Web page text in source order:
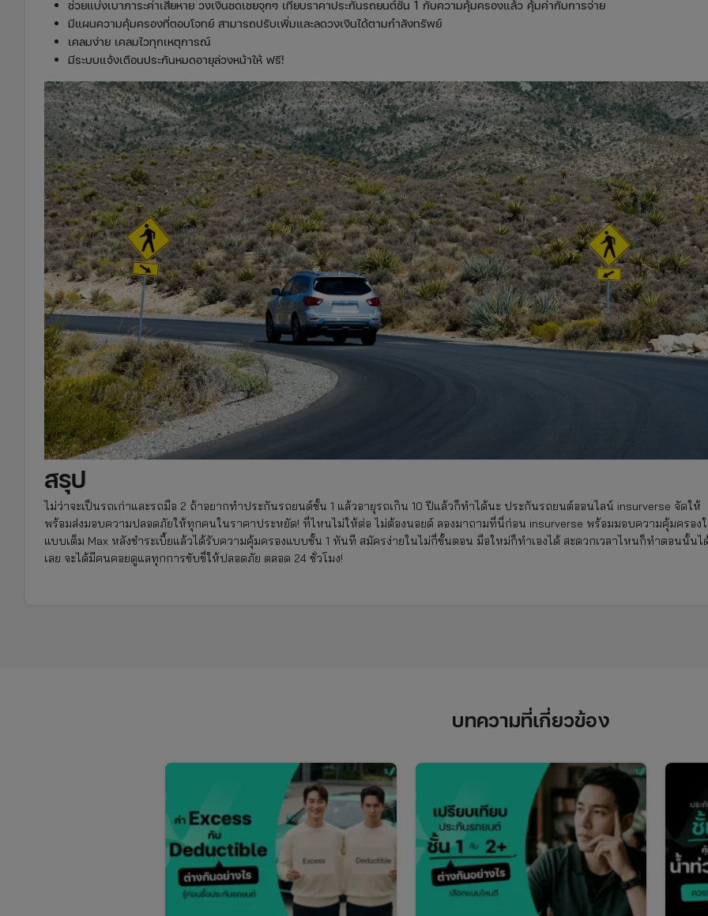
ช่วยแบ่งเบาภาระค่าเสียหาย วงเงินชดเชยจุกๆ เทียบราคาประกันรถยนต์ชั้น 1 กับความคุ้มครองแล้ว คุ้มค่ากับการจ่าย
มีแผนความคุ้มครองที่ตอบโจทย์ สามารถปรับเพิ่มและลดวงเงินได้ตามกำลังทรัพย์
เคลมง่าย เคลมไวทุกเหตุการณ์
มีระบบแจ้งเตือนประกันหมดอายุล่วงหน้าให้ ฟรี!
สรุป
ไม่ว่าจะเป็นรถเก่าและรถมือ 2 ถ้าอยากทำประกันรถยนต์ชั้น 1 แล้วอายุรถเกิน 10 ปีแล้วก็ทำได้นะ ประกันรถยนต์ออนไลน์ insurverse จัดให้
พร้อมส่งมอบความปลอดภัยให้ทุกคนในราคาประหยัด! ที่ไหนไม่ให้ต่อ ไม่ต้องนอยด์ ลองมาถามที่นี่ก่อน insurverse พร้อมมอบความคุ้มครอง
แบบเต็ม Max หลังชำระเบี้ยแล้วได้รับความคุ้มครองแบบชั้น 1 ทันที สมัครง่ายในไม่กี่ขั้นตอน มือใหม่ก็ทำเองได้ สะดวกเวลาไหนก็ทำตอนนั้นไ
เลย จะได้มีคนคอยดูแลทุกการขับขี่ให้ปลอดภัย ตลอด 24 ชั่วโมง!
บทความที่เกี่ยวข้อง